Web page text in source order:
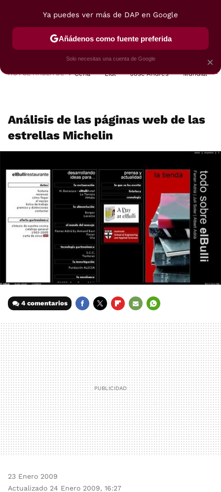
POSTRES VIAJES SELECCIÓN VEGUI
HOY SE HABLA DE Cena Lidl José Andrés Mundial
Análisis de las páginas web de las
estrellas Michelin
4 comentarios
MAIL
23 Enero 2009
Actualizado 24 Enero 2009, 16:27
×
Ya puedes ver más de DAP en Google
Añádenos como fuente preferida
Solo necesitas una cuenta de Google